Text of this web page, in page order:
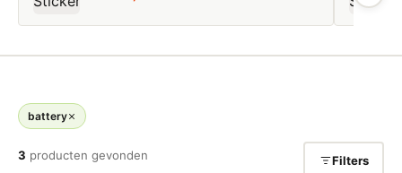
battery
3 producten gevonden Filters